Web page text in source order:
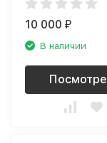
10 000₽
В наличии